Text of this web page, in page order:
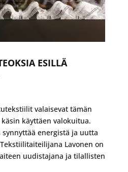
ESILLÄ
valaisevat tämän
käyttäen valokuitua.
energistä ja uutta
Lavonen on
uudistajana ja tilallisten